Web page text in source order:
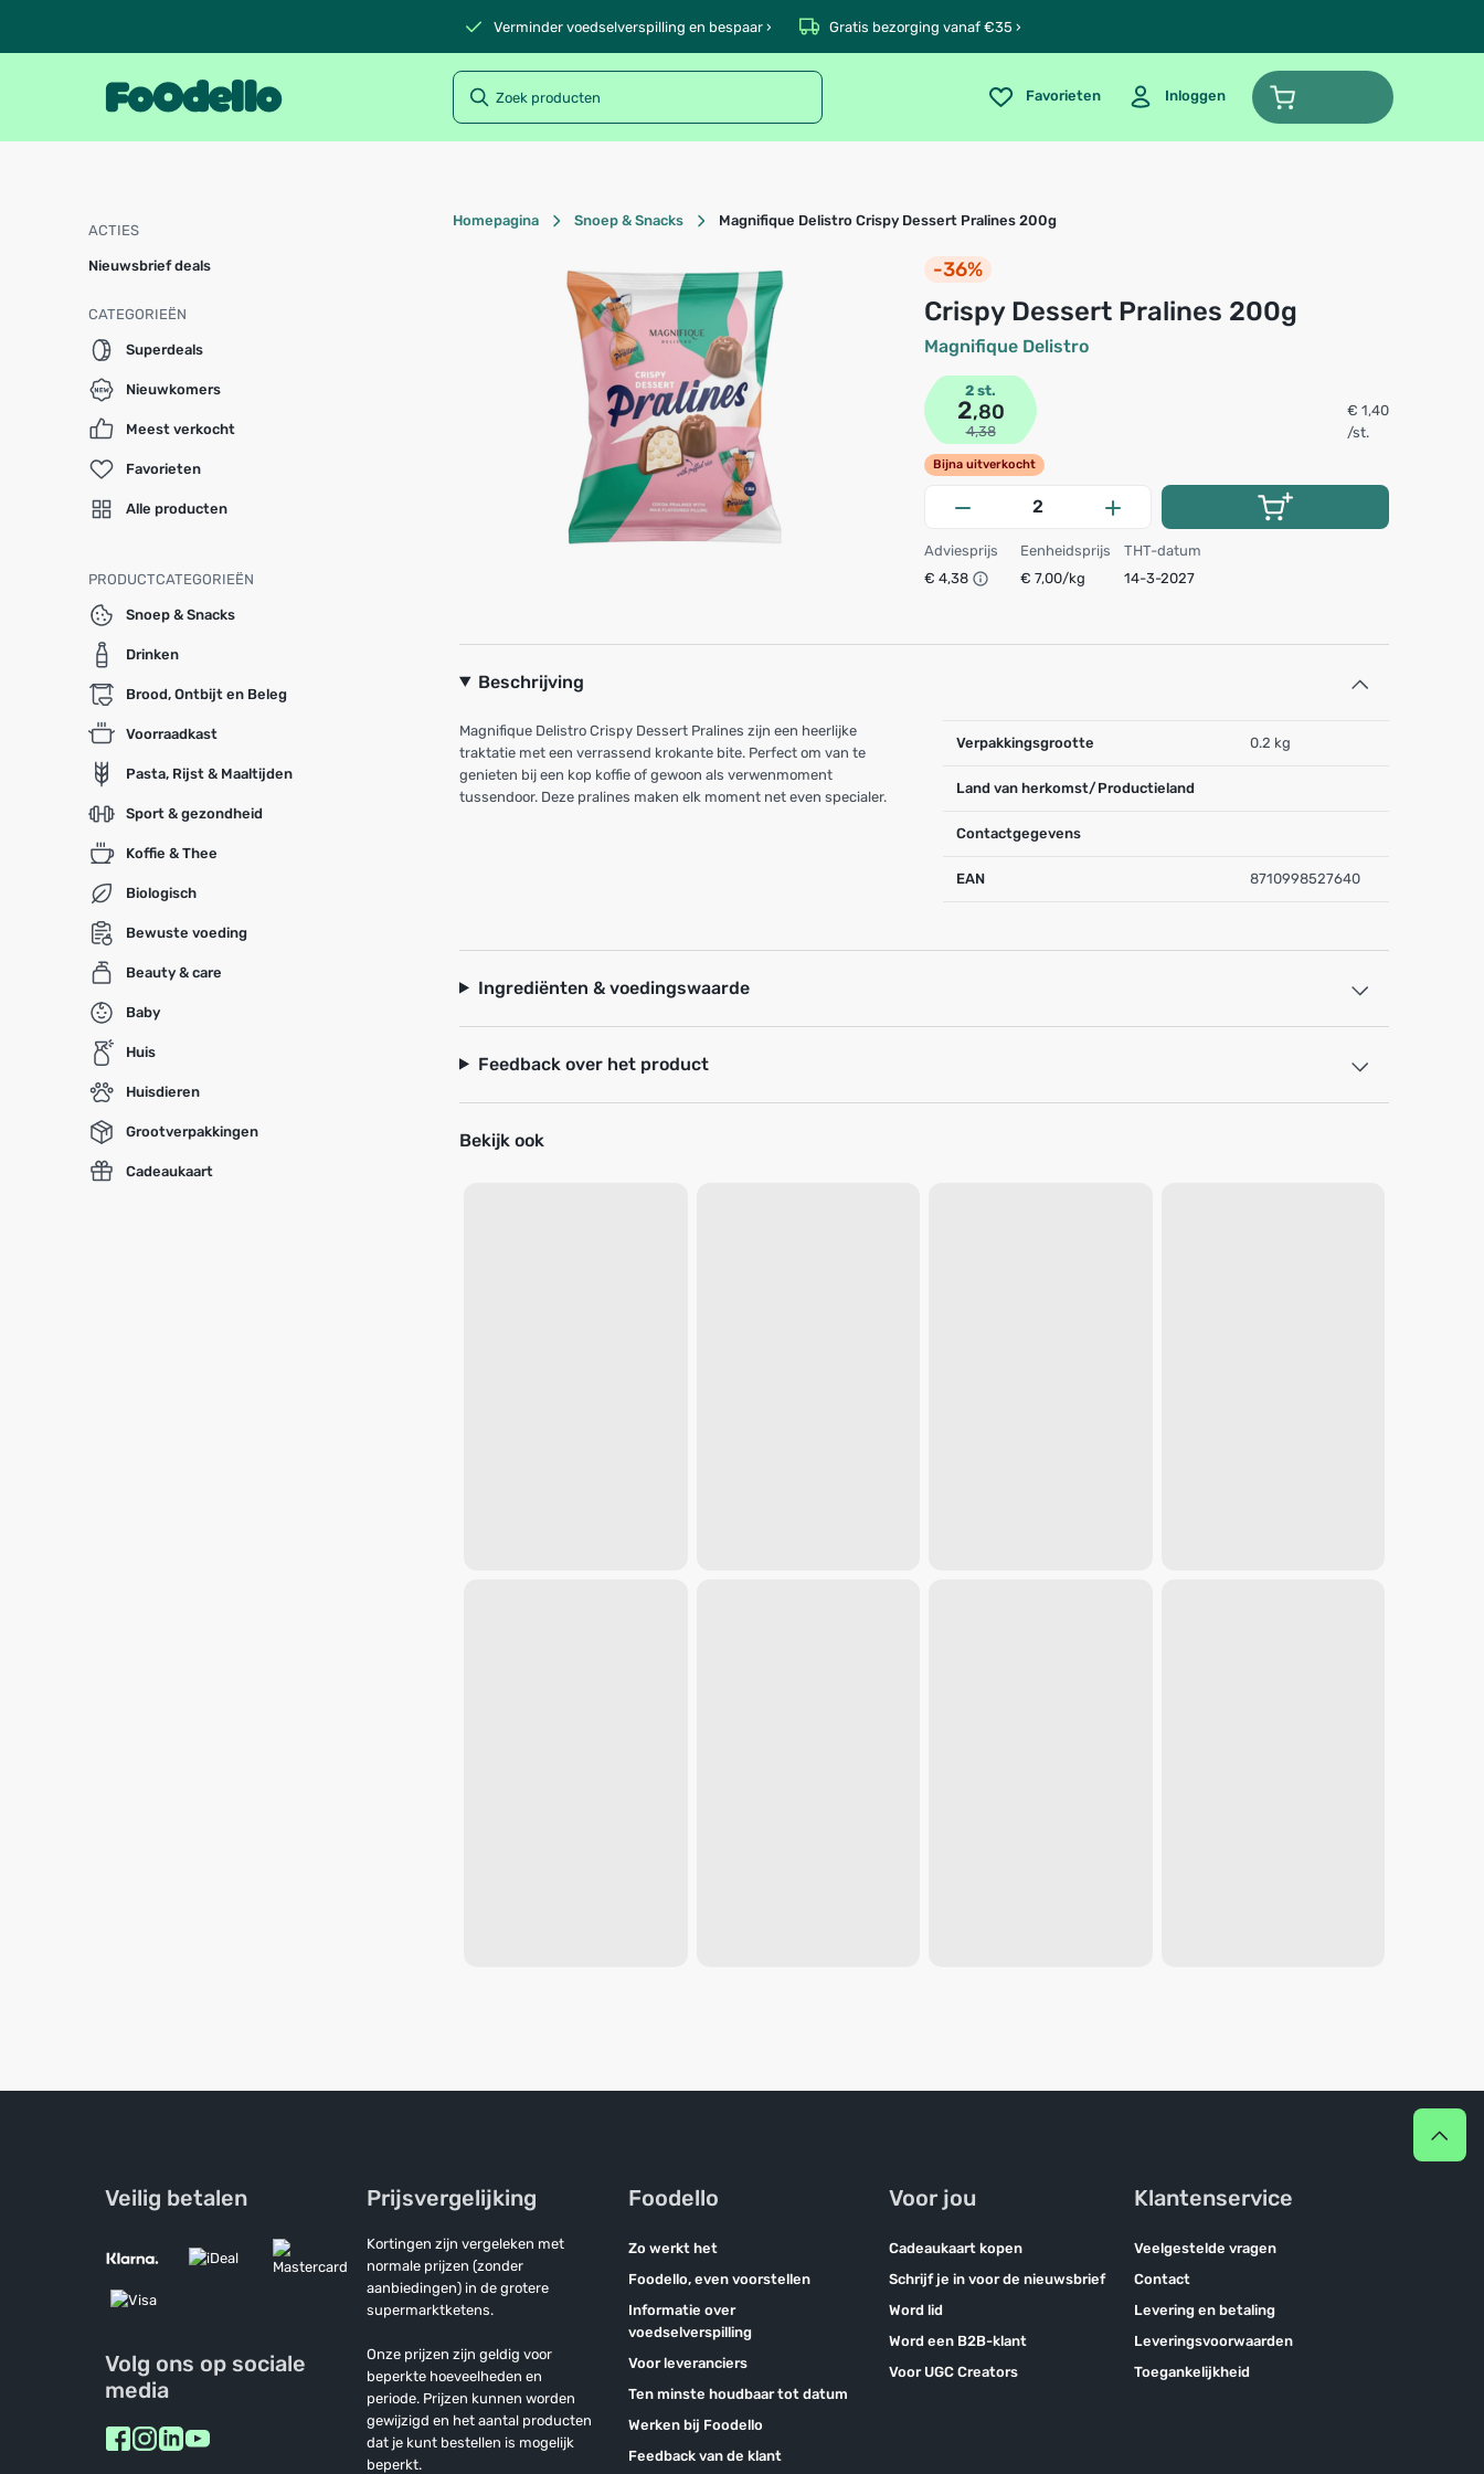
Verminder voedselverspilling en bespaar › Gratis bezorging vanaf €35 ›
Favorieten Inloggen
ACTIES
Nieuwsbrief deals
CATEGORIEËN
Superdeals
Nieuwkomers
Meest verkocht
Favorieten
Alle producten
PRODUCTCATEGORIEËN
Snoep & Snacks
Drinken
Brood, Ontbijt en Beleg
Voorraadkast
Pasta, Rijst & Maaltijden
Sport & gezondheid
Koffie & Thee
Biologisch
Bewuste voeding
Beauty & care
Baby
Huis
Huisdieren
Grootverpakkingen
Cadeaukaart
Homepagina Snoep & Snacks Magnifique Delistro Crispy Dessert Pralines 200g
-36%
Crispy Dessert Pralines 200g
Magnifique Delistro
2 st.
2,80
4,38
€ 1,40
/st.
Bijna uitverkocht
Adviesprijs
€ 4,38
Eenheidsprijs
€ 7,00/kg
THT-datum
14-3-2027
Beschrijving
Magnifique Delistro Crispy Dessert Pralines zijn een heerlijke
traktatie met een verrassend krokante bite. Perfect om van te
genieten bij een kop koffie of gewoon als verwenmoment
tussendoor. Deze pralines maken elk moment net even specialer.
Verpakkingsgrootte 0.2 kg
Land van herkomst/Productieland
Contactgegevens
EAN 8710998527640
Ingrediënten & voedingswaarde
Feedback over het product
Bekijk ook
Veilig betalen
Volg ons op sociale
media
Prijsvergelijking
Kortingen zijn vergeleken met
normale prijzen (zonder
aanbiedingen) in de grotere
supermarktketens.
Onze prijzen zijn geldig voor
beperkte hoeveelheden en
periode. Prijzen kunnen worden
gewijzigd en het aantal producten
dat je kunt bestellen is mogelijk
beperkt.
Foodello
Zo werkt het
Foodello, even voorstellen
Informatie over
voedselverspilling
Voor leveranciers
Ten minste houdbaar tot datum
Werken bij Foodello
Feedback van de klant
Voor jou
Cadeaukaart kopen
Schrijf je in voor de nieuwsbrief
Word lid
Word een B2B-klant
Voor UGC Creators
Klantenservice
Veelgestelde vragen
Contact
Levering en betaling
Leveringsvoorwaarden
Toegankelijkheid